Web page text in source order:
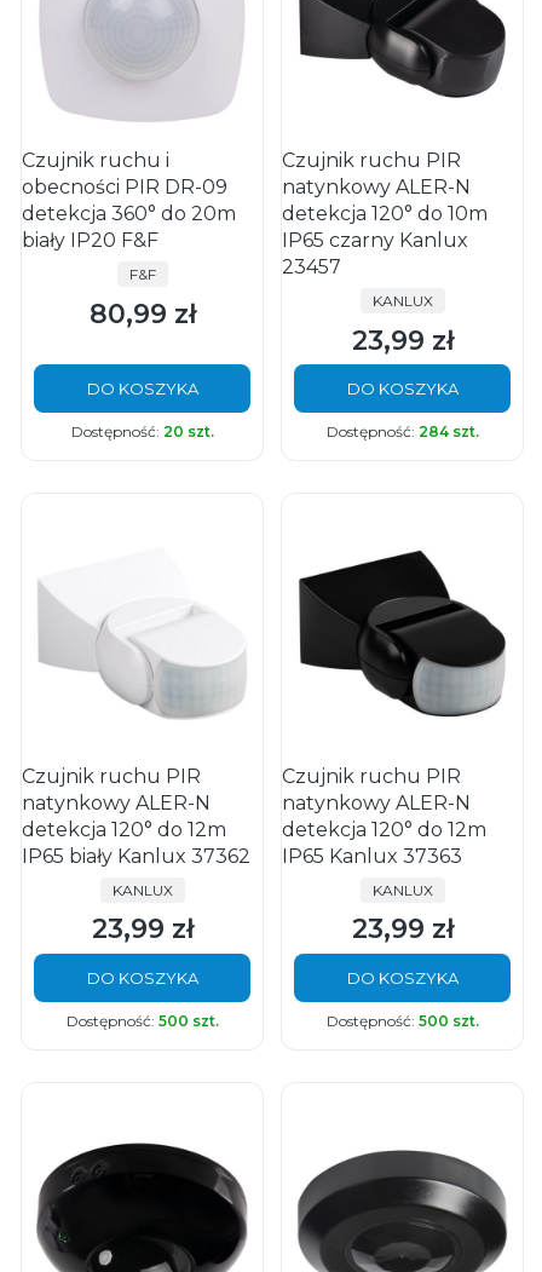
Czujnik ruchu i
obecności PIR DR-09
detekcja 360° do 20m
biały IP20 F&F
PRODUCENT
F&F
Cena
80,99 zł
DO KOSZYKA
Dostępność: 20 szt.
Czujnik ruchu PIR
natynkowy ALER-N
detekcja 120° do 10m
IP65 czarny Kanlux
23457
PRODUCENT
KANLUX
Cena
23,99 zł
DO KOSZYKA
Dostępność: 284 szt.
Czujnik ruchu PIR
natynkowy ALER-N
detekcja 120° do 12m
IP65 biały Kanlux 37362
PRODUCENT
KANLUX
Cena
23,99 zł
DO KOSZYKA
Dostępność: 500 szt.
Czujnik ruchu PIR
natynkowy ALER-N
detekcja 120° do 12m
IP65 Kanlux 37363
PRODUCENT
KANLUX
Cena
23,99 zł
DO KOSZYKA
Dostępność: 500 szt.